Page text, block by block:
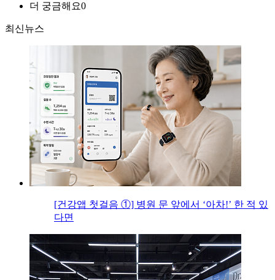
더 궁금해요0
최신뉴스
[건강앱 첫걸음 ①] 병원 문 앞에서 ‘아차!’ 한 적 있
다면